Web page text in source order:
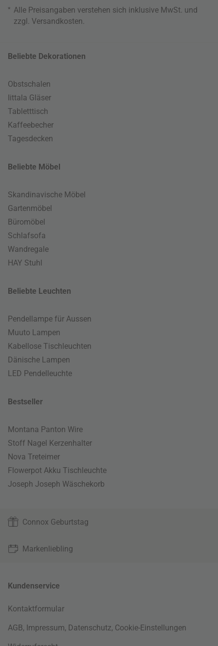
* Alle Preisangaben verstehen sich inklusive MwSt. und
zzgl. Versandkosten
Beliebte Dekorationen
Obstschalen
Iittala Gläser
Tabletttisch
Kaffeebecher
Tagesdecken
Beliebte Möbel
Skandinavische Möbel
Gartenmöbel
Büromöbel
Schlafsofa
Wandregale
HAY Stuhl
Beliebte Leuchten
Pendellampe für Aussen
Muuto Lampen
Kabellose Tischleuchten
Dänische Lampen
LED Pendelleuchte
Bestseller
Montana Panton Wire
Stoff Nagel Kerzenhalter
Nova Treteimer
Flowerpot Akku Tischleuchte
Joseph Joseph Wäschekorb
Connox Geburtstag
Markenliebling
Kundenservice
Kontaktformular
AGB, Impressum, Datenschutz, Cookie-Einstellungen